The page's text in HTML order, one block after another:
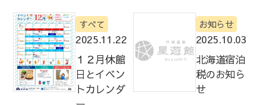
すべて
2025.11.22
１２月休館
日とイベン
トカレンダ
お知らせ
2025.10.03
北海道宿泊
税のお知ら
せ